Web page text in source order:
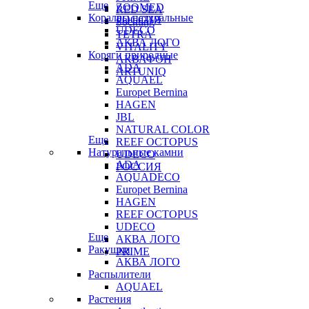
RED SEA
Sochting
TETRA
VITALITY
АКВАФОН
ARTUNIQ
ZOOMED
РОССИЯ
Еще
Кораллы натуральные
UDECO
АКВА ЛОГО
Коряги природные
ADA
AQUAEL
Europet Bernina
HAGEN
JBL
NATURAL COLOR
REEF OCTOPUS
UDECO
РОССИЯ
Еще
Натуральные камни
ADA
AQUADECO
Europet Bernina
HAGEN
REEF OCTOPUS
UDECO
АКВА ЛОГО
PRIME
Еще
Ракушки
АКВА ЛОГО
Распылители
AQUAEL
Растения